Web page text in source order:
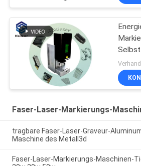
für
Faser-Laser-Markierungs-
tragbare Faser-Laser-Graveur-
Maschine des Metall3d
Faser-Laser-Markierungs-Maschinen-